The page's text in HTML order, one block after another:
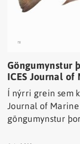
Göngumynstur
ICES Journal of
Í nýrri grein sem
Journal of
göngumynstur